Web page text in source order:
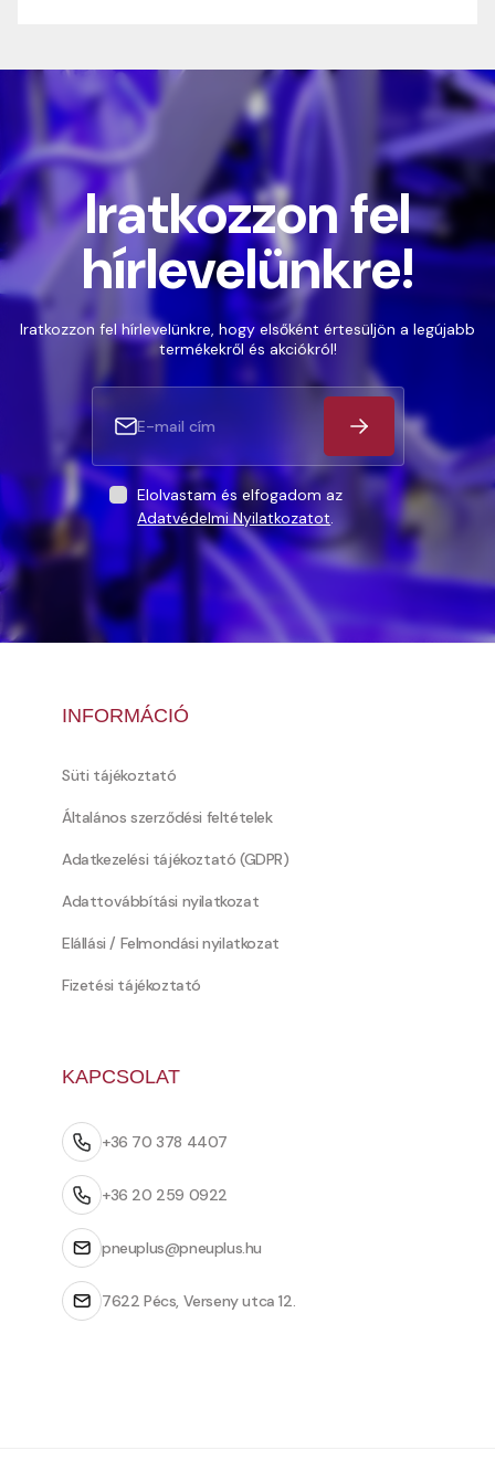
Iratkozzon fel
hírlevelünkre!
Iratkozzon fel hírlevelünkre, hogy elsőként értesüljön a legújabb
termékekről és akciókról!
Elolvastam és elfogadom az
Adatvédelmi Nyilatkozatot.
INFORMÁCIÓ
Süti tájékoztató
Általános szerződési feltételek
Adatkezelési tájékoztató (GDPR)
Adattovábbítási nyilatkozat
Elállási / Felmondási nyilatkozat
Fizetési tájékoztató
KAPCSOLAT
+36 70 378 4407
+36 20 259 0922
pneuplus@pneuplus.hu
7622 Pécs, Verseny utca 12.